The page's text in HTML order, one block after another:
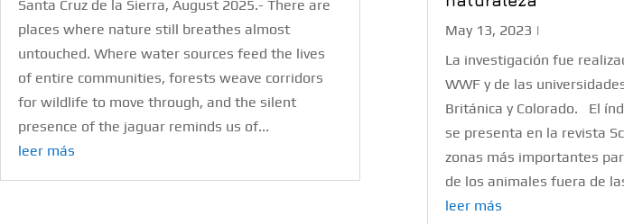
Santa Cruz de la Sierra, August 2025.- There are
places where nature still breathes almost
untouched. Where water sources feed the lives
of entire communities, forests weave corridors
for wildlife to move through, and the silent
presence of the jaguar reminds us of...
leer más
May 13, 2023 |
La investigación fue
WWF y de las
Británica y Colorado. El
se presenta en la revista
zonas más importantes
de los animales fuera de
leer más